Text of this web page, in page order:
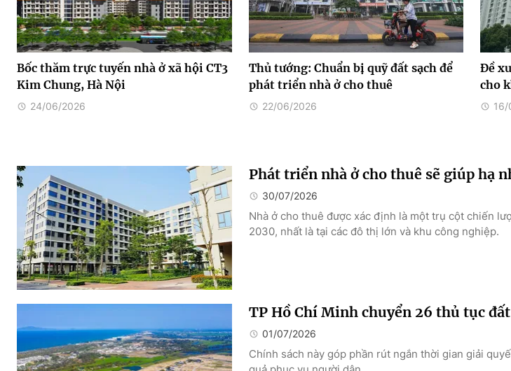
Bốc thăm trực tuyến nhà ở xã hội CT3
Kim Chung, Hà Nội
24/06/2026
Thủ tướng: Chuẩn bị quỹ đất sạch để
phát triển nhà ở cho thuê
22/06/2026
Đề
cho
Phát triển nhà ở cho thuê sẽ giúp hạ
30/07/2026
Nhà ở cho thuê được xác định là một trụ cột chiến
2030, nhất là tại các đô thị lớn và khu công nghiệp.
TP Hồ Chí Minh chuyển 26 thủ tục
01/07/2026
Chính sách này góp phần rút ngắn thời gian giải